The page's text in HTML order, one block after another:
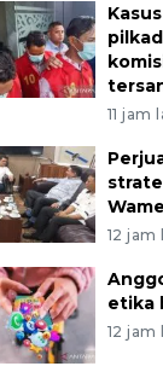
11 jam
12 jam
etika
12 jam